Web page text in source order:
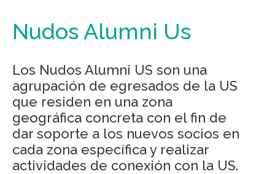
Nudos Alumni Us
Los Nudos Alumni US son una
agrupación de egresados de la US
que residen en una zona
geográfica concreta con el fin de
dar soporte a los nuevos socios en
cada zona específica y realizar
actividades de conexión con la US.